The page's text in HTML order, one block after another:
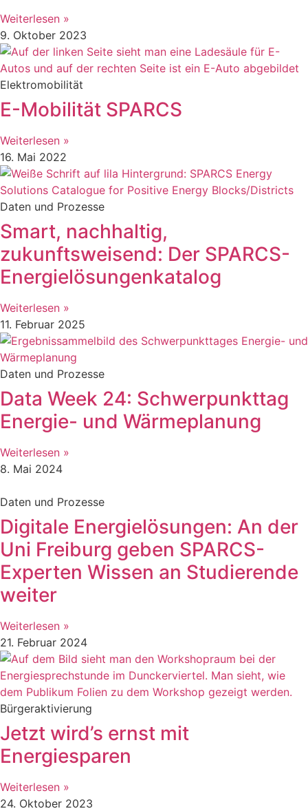
Weiterlesen »
9. Oktober 2023
Elektromobilität
E-Mobilität SPARCS
Weiterlesen »
16. Mai 2022
Daten und Prozesse
Smart, nachhaltig,
zukunftsweisend: Der SPARCS-
Energielösungenkatalog
Weiterlesen »
11. Februar 2025
Daten und Prozesse
Data Week 24: Schwerpunkttag
Energie- und Wärmeplanung
Weiterlesen »
8. Mai 2024
Daten und Prozesse
Digitale Energielösungen: An der
Uni Freiburg geben SPARCS-
Experten Wissen an Studierende
weiter
Weiterlesen »
21. Februar 2024
Bürgeraktivierung
Jetzt wird’s ernst mit
Energiesparen
Weiterlesen »
24. Oktober 2023